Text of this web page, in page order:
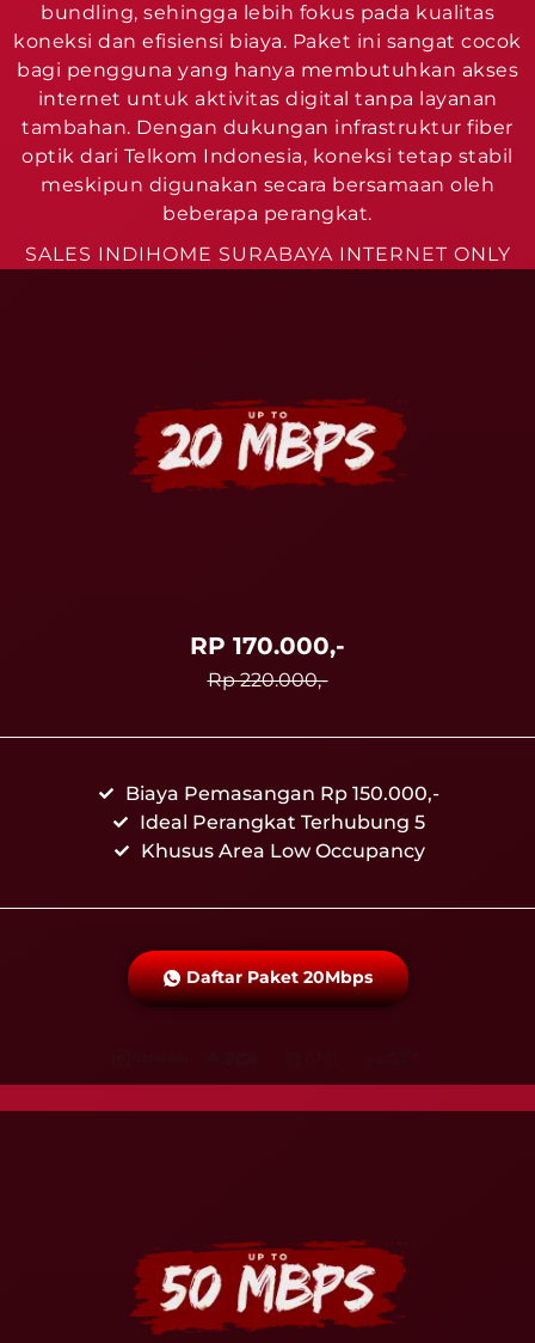
bundling, sehingga lebih fokus pada kualitas
koneksi dan efisiensi biaya. Paket ini sangat cocok
bagi pengguna yang hanya membutuhkan akses
internet untuk aktivitas digital tanpa layanan
tambahan. Dengan dukungan infrastruktur fiber
optik dari Telkom Indonesia, koneksi tetap stabil
meskipun digunakan secara bersamaan oleh
beberapa perangkat.
SALES INDIHOME SURABAYA INTERNET ONLY
RP 170.000,-
Rp 220.000,-
Biaya Pemasangan Rp 150.000,-
Ideal Perangkat Terhubung 5
Khusus Area Low Occupancy
Daftar Paket 20Mbps